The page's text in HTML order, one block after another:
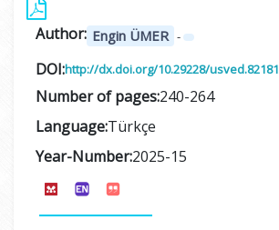
Author: Engin ÜMER -
DOI:http://dx.doi.org/10.29228/usved.82181
Number of pages:240-264
Language:Türkçe
Year-Number:2025-15